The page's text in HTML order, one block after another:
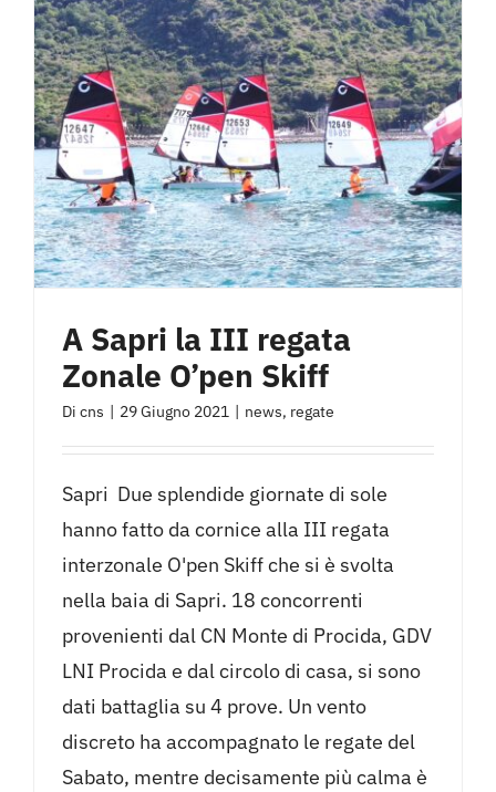
A Sapri la III regata
Zonale O’pen Skiff
Di cns 29 Giugno 2021 news, regate
Sapri Due splendide giornate di sole
hanno fatto da cornice alla III regata
interzonale O'pen Skiff che si è svolta
nella baia di Sapri. 18 concorrenti
provenienti dal CN Monte di Procida, GDV
LNI Procida e dal circolo di casa, si sono
dati battaglia su 4 prove. Un vento
discreto ha accompagnato le regate del
Sabato, mentre decisamente più calma è